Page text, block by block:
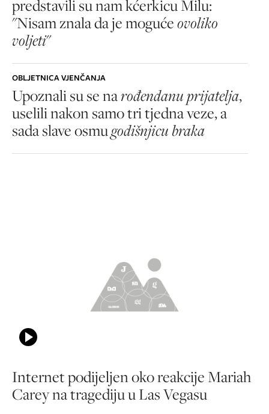
predstavili su nam kćerkicu Milu:
"Nisam znala da je mogućeovoliko
voljeti"
OBLJETNICA VJENČANJA
Upoznali su se narođendanu prijatelja,
uselili nakon samo tri tjedna veze, a
sada slave osmugodišnjicu braka
Internet podijeljen oko reakcije Mariah
Carey na tragediju u Las Vegasu